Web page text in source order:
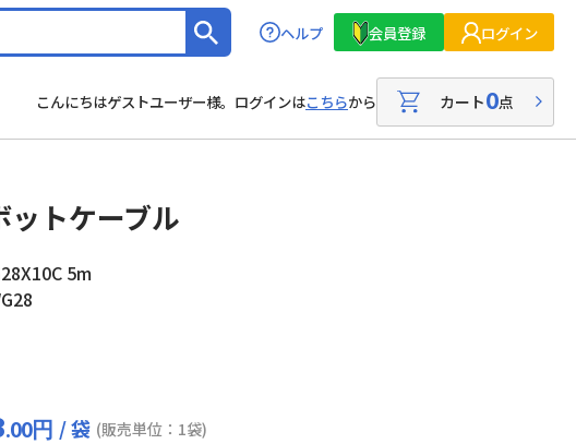
ヘルプ 会員登録 ログイン
こんにちはゲストユーザー様。ログインはこちらから カート0点
ットケーブル
5m
.00円 / 袋 (販売単位：1袋)